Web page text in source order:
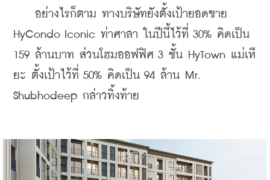
อย่างไรก็ตาม ทางบริษัทยังตั้งเป้ายอดขาย
HyCondo Iconic ท่าศาลา ในปีนี้ไว้ที่ 30% คิดเป็น
159 ล้านบาท ส่วนโฮมออฟฟิศ 3 ชั้น HyTown แม่เหี
ยะ ตั้งเป้าไว้ที่ 50% คิดเป็น 94 ล้าน Mr.
Shubhodeep กล่าวทิ้งท้าย